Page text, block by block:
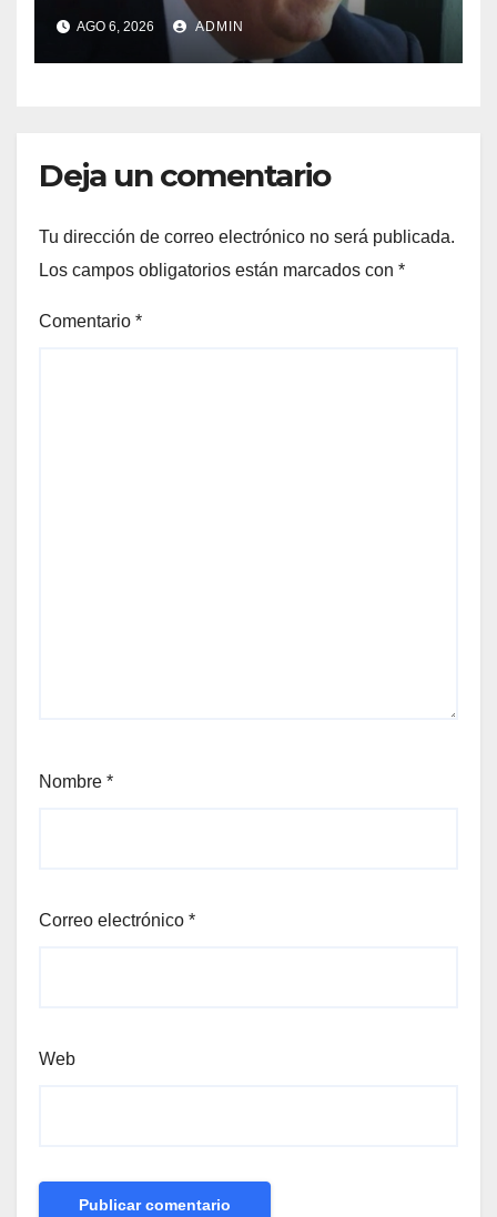
AGO 6, 2026 ADMIN
Deja un comentario
Tu dirección de correo electrónico no será publicada.
Los campos obligatorios están marcados con *
Comentario *
Nombre *
Correo electrónico *
Web